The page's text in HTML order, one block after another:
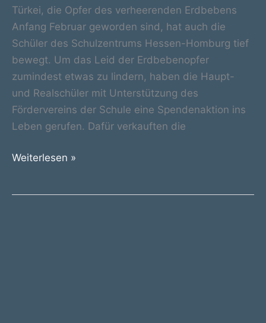
Türkei, die Opfer des verheerenden Erdbebens
Anfang Februar geworden sind, hat auch die
Schüler des Schulzentrums Hessen-Homburg tief
bewegt. Um das Leid der Erdbebenopfer
zumindest etwas zu lindern, haben die Haupt-
und Realschüler mit Unterstützung des
Fördervereins der Schule eine Spendenaktion ins
Leben gerufen. Dafür verkauften die
Spendenaktion:
Weiterlesen »